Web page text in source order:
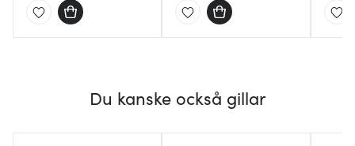
Du kanske också gillar